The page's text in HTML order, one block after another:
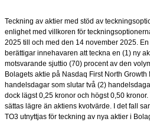
Teckning av aktier med stöd av
enlighet med villkoren för
2025 till och med den 14 november 2025.
berättigar innehavaren att teckna en (1) ny
motsvarande sjuttio (70) procent av den
Bolagets aktie på Nasdaq First North
handelsdagar som slutar två (2)
dock lägst 0,25 kronor och högst 0,50
sättas lägre än aktiens kvotvärde. I det fall
TO3 utnyttjas för teckning av nya aktier i